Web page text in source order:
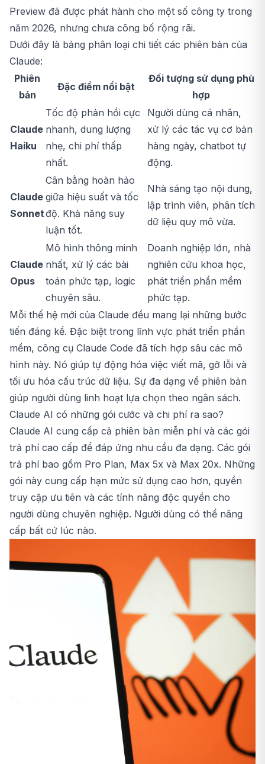
Preview đã được phát hành cho một số công ty trong
năm 2026, nhưng chưa công bố rộng rãi.
Dưới đây là bảng phân loại chi tiết các phiên bản của
Claude:
Phiên
bản
Đặc điểm nổi bật
Đối tượng sử dụng phù
hợp
Claude
Haiku
Tốc độ phản hồi cực
nhanh, dung lượng
nhẹ, chi phí thấp
nhất.
Người dùng cá nhân,
xử lý các tác vụ cơ bản
hàng ngày, chatbot tự
động.
Claude
Sonnet
Cân bằng hoàn hảo
giữa hiệu suất và tốc
độ. Khả năng suy
luận tốt.
Nhà sáng tạo nội dung,
lập trình viên, phân tích
dữ liệu quy mô vừa.
Claude
Opus
Mô hình thông minh
nhất, xử lý các bài
toán phức tạp, logic
chuyên sâu.
Doanh nghiệp lớn, nhà
nghiên cứu khoa học,
phát triển phần mềm
phức tạp.
Mỗi thế hệ mới của Claude đều mang lại những bước
tiến đáng kể. Đặc biệt trong lĩnh vực phát triển phần
mềm, công cụ Claude Code đã tích hợp sâu các mô
hình này. Nó giúp tự động hóa việc viết mã, gỡ lỗi và
tối ưu hóa cấu trúc dữ liệu. Sự đa dạng về phiên bản
giúp người dùng linh hoạt lựa chọn theo ngân sách.
Claude AI có những gói cước và chi phí ra sao?
Claude AI cung cấp cả phiên bản miễn phí và các gói
trả phí cao cấp để đáp ứng nhu cầu đa dạng. Các gói
trả phí bao gồm Pro Plan, Max 5x và Max 20x. Những
gói này cung cấp hạn mức sử dụng cao hơn, quyền
truy cập ưu tiên và các tính năng độc quyền cho
người dùng chuyên nghiệp. Người dùng có thể nâng
cấp bất cứ lúc nào.